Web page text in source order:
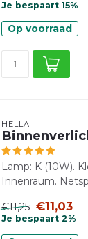
Je bespaart 15%
Op voorraad
HELLA
Lamp: K (10W).
Innenraum.
€11,25 €11,03
Je bespaart 2%